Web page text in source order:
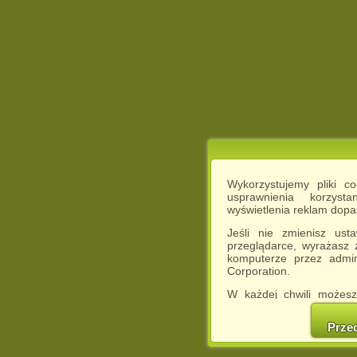
Wykorzystujemy pliki
usprawnienia
wyświetlenia reklam
Jeśli nie zmienisz
przeglądarce,
komputerze przez
Corporation.
W każdej chwili
cookies w swojej
w naszej
http://chomikuj.pl/